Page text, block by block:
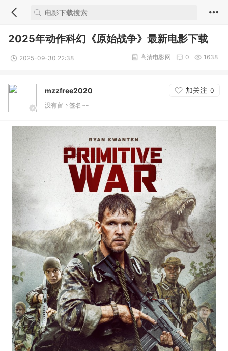
2025年动作科幻《原始战争》最新电影下载
2025-09-30 22:38 1638
0
高清电影网
mzzfree2020 加关注 0
没有留下签名~~